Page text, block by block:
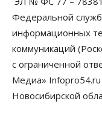
Федеральной
информационных
коммуникаций
с ограниченной
Медиа»
Новосибирской